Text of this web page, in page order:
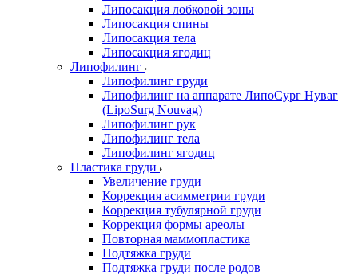
Липосакция лобковой зоны
Липосакция спины
Липосакция тела
Липосакция ягодиц
Липофилинг
Липофилинг груди
Липофилинг на аппарате ЛипоСург Нуваг
(LipoSurg Nouvag)
Липофилинг рук
Липофилинг тела
Липофилинг ягодиц
Пластика груди
Увеличение груди
Коррекция асимметрии груди
Коррекция тубулярной груди
Коррекция формы ареолы
Повторная маммопластика
Подтяжка груди
Подтяжка груди после родов